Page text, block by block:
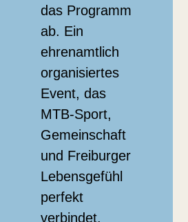
das Programm
ab. Ein
ehrenamtlich
organisiertes
Event, das
MTB-Sport,
Gemeinschaft
und Freiburger
Lebensgefühl
perfekt
verbindet.